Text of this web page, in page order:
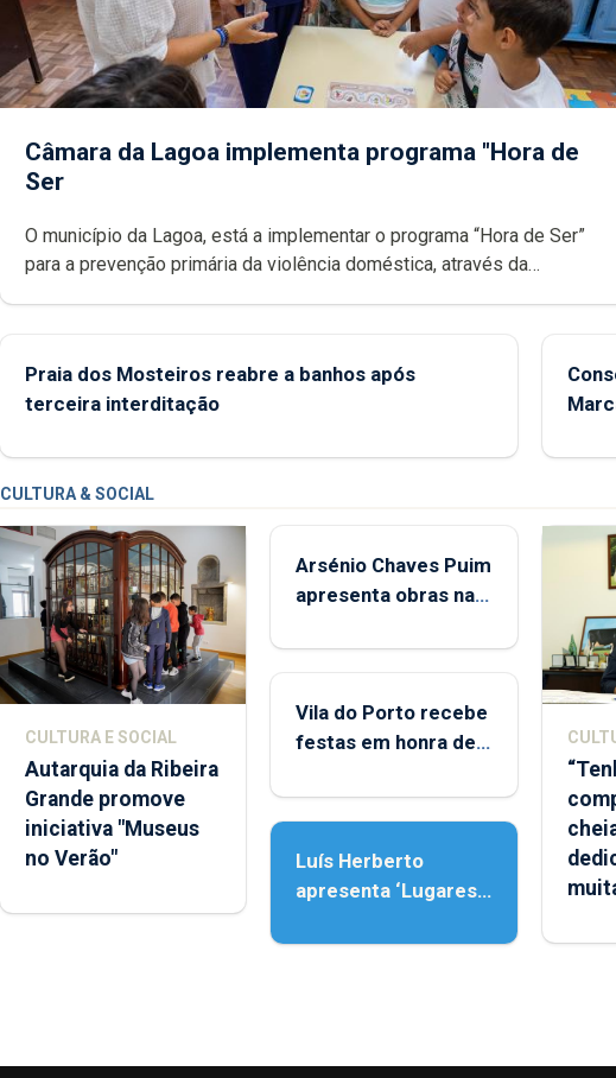
Câmara da Lagoa implementa programa "Hora de
Ser
O município da Lagoa, está a implementar o programa “Hora de Ser”
para a prevenção primária da violência doméstica, através da
Praia dos Mosteiros reabre a banhos após
terceira interditação
CULTURA & SOCIAL
CULTURA E SOCIAL
Autarquia da Ribeira
Grande promove
iniciativa "Museus
no Verão"
Arsénio Chaves Puim
apresenta obras na
Porto
Vila do Porto recebe
festas em honra de
Assunção
Luís Herberto
apresenta ‘Lugares